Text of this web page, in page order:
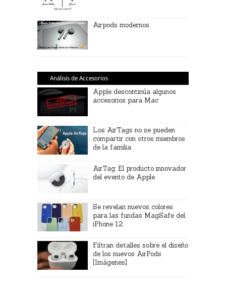
Airpods modernos
Análisis de Accesorios
Apple descontinúa algunos
accesorios para Mac
Los AirTags no se pueden
compartir con otros miembros
de la familia
AirTag: El producto innovador
del evento de Apple
Se revelan nuevos colores
para las fundas MagSafe del
iPhone 12
Filtran detalles sobre el diseño
de los nuevos AirPods
[Imágenes]